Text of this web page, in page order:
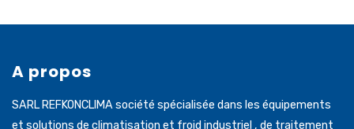
A propos
SARL REFKONCLIMA société spécialisée dans les équipements
et solutions de climatisation et froid industriel , de traitement